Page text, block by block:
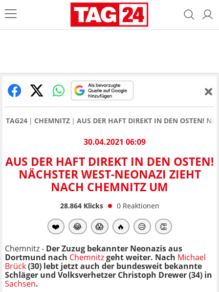
TAG24 CHEMNITZ AUS DER HAFT DIREKT IN DEN OSTEN!
30.04.2021 06:09
AUS DER HAFT DIREKT IN DEN OSTEN!
NÄCHSTER WEST-NEONAZI ZIEHT
NACH CHEMNITZ UM
28.864Klicks 0 Reaktionen
❤️ 😂 😱 🔥 😥 👏
Chemnitz - Der Zuzug bekannter Neonazis aus
Dortmund nach Chemnitzgeht weiter. Nach Michael
Brück(30) lebt jetzt auch der bundesweit bekannte
Schläger und Volksverhetzer Christoph Drewer (34) in
Sachsen.